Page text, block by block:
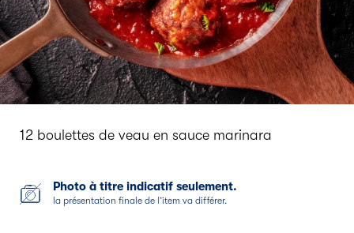
12 boulettes de veau en sauce marinara
Photo à titre indicatif seulement.
la présentation finale de l’item va différer.